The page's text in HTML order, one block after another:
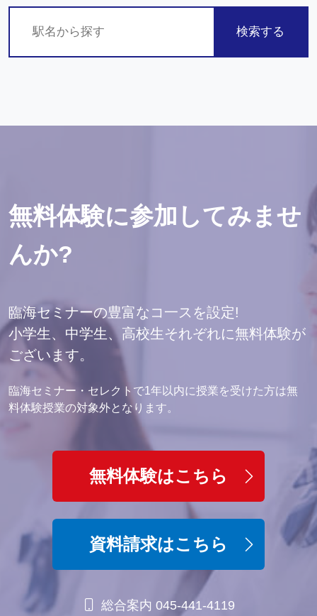
検索する
無料体験に参加してみませ
んか?
臨海セミナーの豊富なコ一スを設定!
小学生、中学生、高校生それぞれに無料体験が
ございます。
臨海セミナー・セレクトで1年以内に授業を受けた方は無
料体験授業の対象外となります。
無料体験はこちら
資料請求はこちら
総合案内 045-441-4119